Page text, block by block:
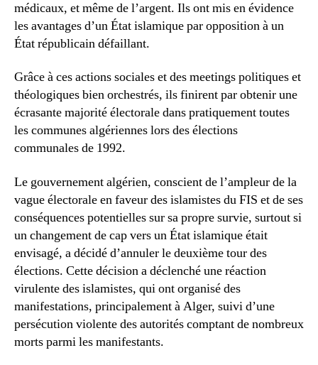
médicaux, et même de l’argent. Ils ont mis en évidence
les avantages d’un État islamique par opposition à un
État républicain défaillant.
Grâce à ces actions sociales et des meetings politiques et
théologiques bien orchestrés, ils finirent par obtenir une
écrasante majorité électorale dans pratiquement toutes
les communes algériennes lors des élections
communales de 1992.
Le gouvernement algérien, conscient de l’ampleur de la
vague électorale en faveur des islamistes du FIS et de ses
conséquences potentielles sur sa propre survie, surtout si
un changement de cap vers un État islamique était
envisagé, a décidé d’annuler le deuxième tour des
élections. Cette décision a déclenché une réaction
virulente des islamistes, qui ont organisé des
manifestations, principalement à Alger, suivi d’une
persécution violente des autorités comptant de nombreux
morts parmi les manifestants.